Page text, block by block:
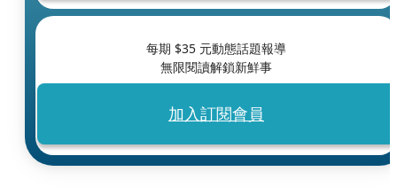
每期 $35 元動態話題報導
無限閱讀解鎖新鮮事
加入訂閱會員